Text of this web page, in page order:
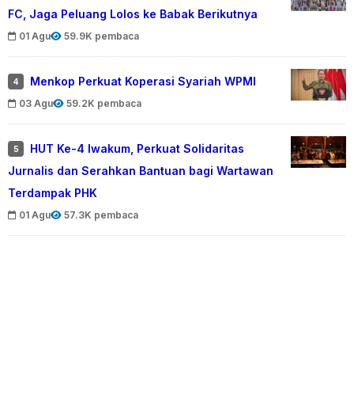
FC, Jaga Peluang Lolos ke Babak Berikutnya
01 Agu 59.9K pembaca
4 Menkop Perkuat Koperasi Syariah WPMI
03 Agu 59.2K pembaca
5
HUT Ke-4 Iwakum, Perkuat Solidaritas
Jurnalis dan Serahkan Bantuan bagi Wartawan
Terdampak PHK
01 Agu 57.3K pembaca